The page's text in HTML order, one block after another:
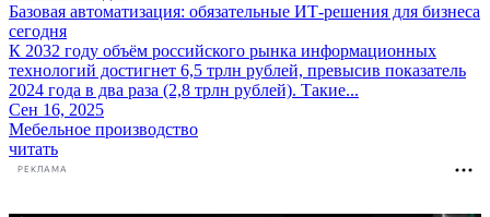
Базовая автоматизация: обязательные ИТ-решения для бизнеса
сегодня
К 2032 году объём российского рынка информационных
технологий достигнет 6,5 трлн рублей, превысив показатель
2024 года в два раза (2,8 трлн рублей). Такие...
Сен 16, 2025
Мебельное производство
читать
РЕКЛАМА